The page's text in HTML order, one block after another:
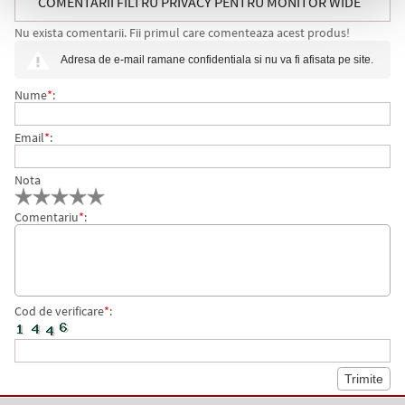
Nu exista comentarii. Fii primul care comenteaza acest produs!
Adresa de e-mail ramane confidentiala si nu va fi afisata pe site.
Nume*:
Email*:
Nota
Comentariu*:
Cod de verificare*: